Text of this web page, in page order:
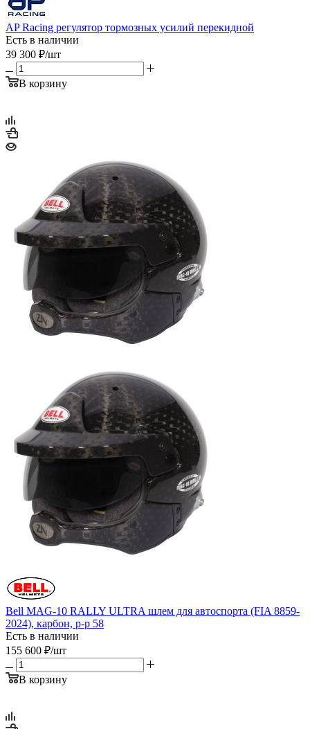
AP Racing регулятор тормозных усилий перекидной
Есть в наличии
39 300 ₽/шт
В корзину
Bell MAG-10 RALLY ULTRA шлем для автоспорта (FIA 8859-
2024), карбон, р-р 58
Есть в наличии
155 600 ₽/шт
В корзину